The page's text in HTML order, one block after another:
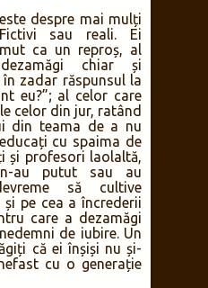
despre mai mulți
sau reali. Ei
ca un reproș, al
chiar și
zadar răspunsul la
eu?”; al celor care
celor din jur, ratând
din teama de a nu
cu spaima de
și profesori laolaltă,
au putut sau au
să cultive
pe cea a încrederii
care a dezamăgi
de iubire. Un
că ei înșiși nu și-
cu o generație